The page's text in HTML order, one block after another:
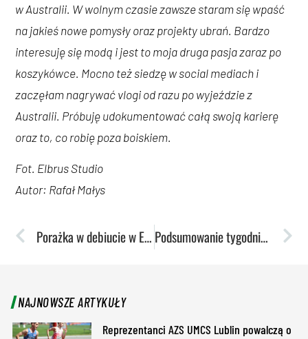
w Australii. W wolnym czasie zawsze staram się wpaść
na jakieś nowe pomysły oraz projekty ubrań. Bardzo
interesuję się modą i jest to moja druga pasja zaraz po
koszykówce. Mocno też siedzę w social mediach i
zaczęłam nagrywać vlogi od razu po wyjeździe z
Australii. Próbuję udokumentować całą swoją karierę
oraz to, co robię poza boiskiem.
Fot. Elbrus Studio
Autor: Rafał Małys
Porażka w debiucie w Eurolidze Podsumowanie tygodnia: Przełamanie tenisistek stołowych i triumf szczypiornistek w derbach Lublina
NAJNOWSZE ARTYKUŁY
Reprezentanci AZS UMCS Lublin powalczą o